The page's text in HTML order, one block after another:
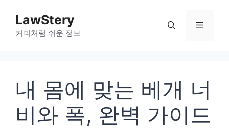
LawStery
커피처럼 쉬운 정보
메
내 몸에 맞는 베개 너
비와 폭, 완벽 가이드